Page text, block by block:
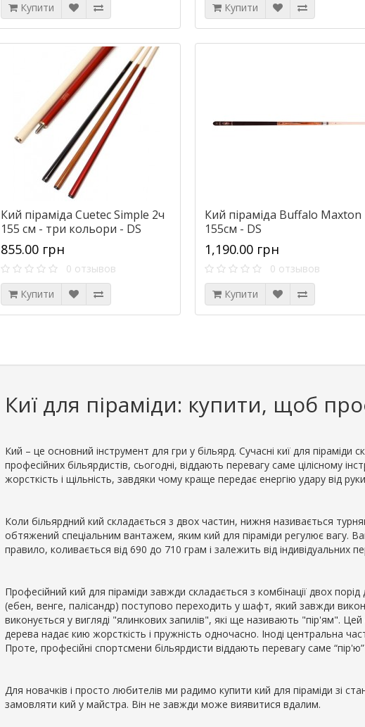
Купити
Купити
Кий піраміда Cuetec Simple 2ч
155 см - три кольори - DS
855.00 грн
0 отзывов
Купити
Кий піраміда Buffalo Maxton
155см - DS
1,190.00 грн
0 отзывов
Купити
Киї для піраміди: купити, щоб
Кий – це основний інструмент для гри у більярд. Сучасні киї для піраміди
професійних більярдистів, сьогодні, віддають перевагу саме цілісному
жорсткість і щільність, завдяки чому краще передає енергію удару від
Коли більярдний кий складається з двох частин, нижня називається
обтяжений спеціальним вантажем, яким кий для піраміди регулює вагу.
правило, коливається від 690 до 710 грам і залежить від індивідуальних
Професійний кий для піраміди завжди складається з комбінації двох
(ебен, венге, палісандр) поступово переходить у шафт, який завжди
виконується у вигляді "ялинкових запилів", які ще називають "пір'ям".
дерева надає кию жорсткість і пружність одночасно. Іноді центральна
Проте, професійні спортсмени більярдисти віддають перевагу саме “пір'ю”
Для новачків і просто любителів ми радимо купити кий для піраміди зі
замовляти кий у майстра. Він не завжди може виявитися вдалим.